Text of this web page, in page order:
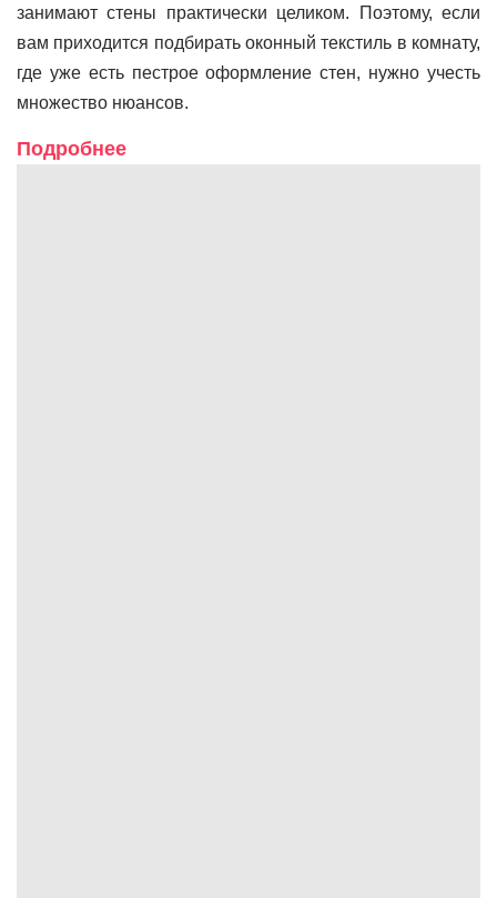
занимают стены практически целиком. Поэтому, если
вам приходится подбирать оконный текстиль в комнату,
где уже есть пестрое оформление стен, нужно учесть
множество нюансов.
Подробнее